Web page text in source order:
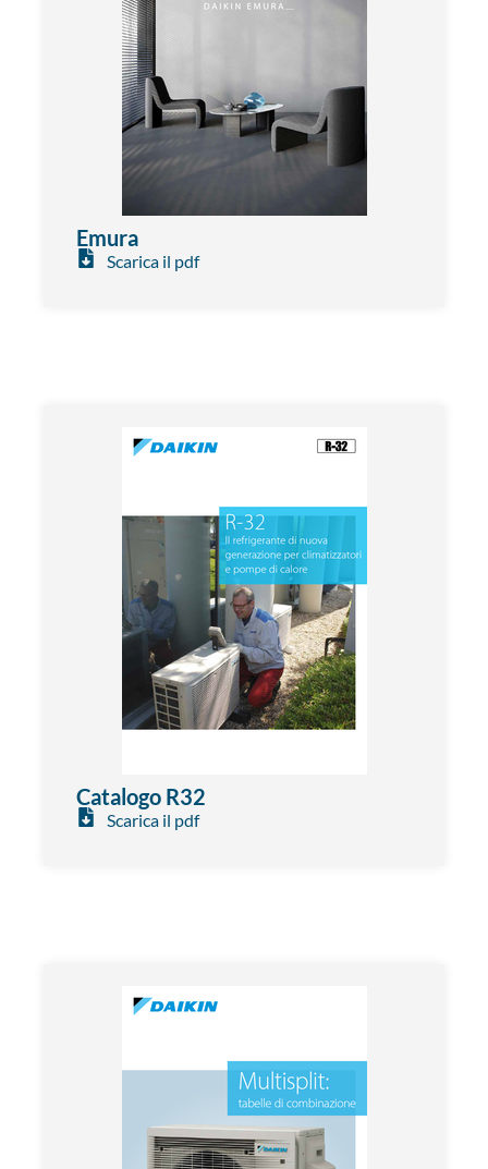
Emura
Scarica il pdf
Catalogo R32
Scarica il pdf